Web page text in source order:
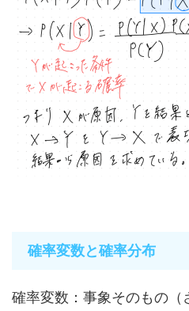
確率変数と確率分布
確率変数：事象そのもの